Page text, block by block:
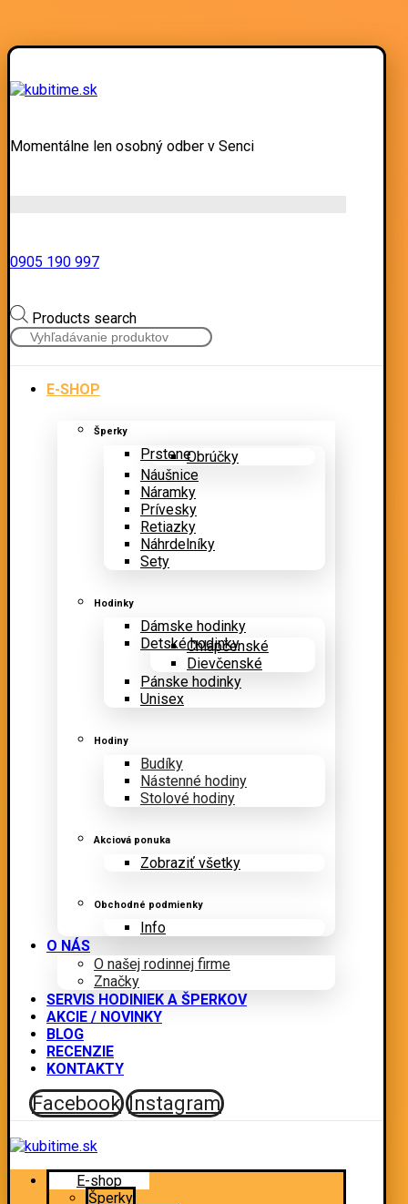
Momentálne len osobný odber v Senci
0905 190 997
Products search
E-SHOP
Šperky
PrsteneObrúčky
Náušnice
Náramky
Prívesky
Retiazky
Náhrdelníky
Sety
Hodinky
Dámske hodinky
Detské hodinky
Chlapčenské
Dievčenské
Pánske hodinky
Unisex
Hodiny
Budíky
Nástenné hodiny
Stolové hodiny
Akciová ponuka
Zobraziť všetky
Obchodné podmienky
Info
O NÁS
O našej rodinnej firme
Značky
SERVIS HODINIEK A ŠPERKOV
AKCIE / NOVINKY
BLOG
RECENZIE
KONTAKTY
Facebook Instagram
E-shop
Šperky